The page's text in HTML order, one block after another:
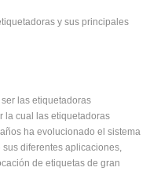
y sus principales
las etiquetadoras
la cual las etiquetadoras
ha evolucionado el sistema
diferentes aplicaciones,
de etiquetas de gran